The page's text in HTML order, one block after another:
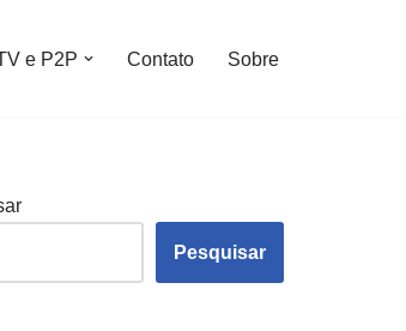
e P2P Contato Sobre
Pesquisar